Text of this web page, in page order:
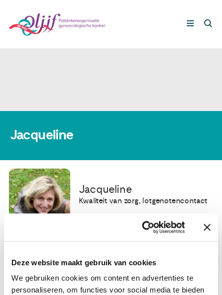
Deze website maakt gebruik van cookies
We gebruiken cookies om content en advertenties te
personaliseren, om functies voor social media te bieden
Nieuws
Ervaringsdeskundigheid
Jacqueline
Jacqueline
Kwaliteit van zorg, lotgenotencontact
Terug